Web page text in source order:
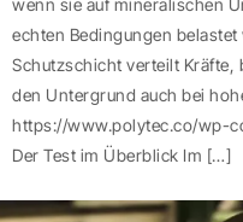
wenn sie auf mineralischen
echten Bedingungen
Schutzschicht verteilt Kräfte,
den Untergrund auch bei
https://www.polytec.co/wp-
Der Test im Überblick Im […]